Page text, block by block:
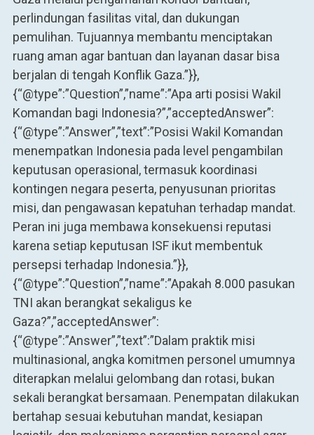
perlindungan fasilitas vital, dan dukungan
pemulihan. Tujuannya membantu menciptakan
ruang aman agar bantuan dan layanan dasar bisa
berjalan di tengah Konflik Gaza.”}},
{“@type”:”Question”,”name”:”Apa arti posisi Wakil
Komandan bagi Indonesia?”,”acceptedAnswer”:
{“@type”:”Answer”,”text”:”Posisi Wakil Komandan
menempatkan Indonesia pada level pengambilan
keputusan operasional, termasuk koordinasi
kontingen negara peserta, penyusunan prioritas
misi, dan pengawasan kepatuhan terhadap mandat.
Peran ini juga membawa konsekuensi reputasi
karena setiap keputusan ISF ikut membentuk
persepsi terhadap Indonesia.”}},
{“@type”:”Question”,”name”:”Apakah 8.000 pasukan
TNI akan berangkat sekaligus ke
Gaza?”,”acceptedAnswer”:
{“@type”:”Answer”,”text”:”Dalam praktik misi
multinasional, angka komitmen personel umumnya
diterapkan melalui gelombang dan rotasi, bukan
sekali berangkat bersamaan. Penempatan dilakukan
bertahap sesuai kebutuhan mandat, kesiapan